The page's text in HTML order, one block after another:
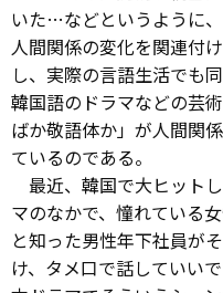
いた…などというように
人間関係の変化を関連付
し、実際の言語生活でも
韓国語のドラマなどの芸
ばか敬語体か」が人間関
ているのである。
最近、韓国で大ヒット
マのなかで、憧れている
と知った男性年下社員が
け、タメ口で話していい